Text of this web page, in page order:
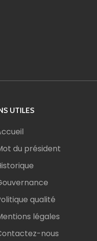
UTILES
du président
qualité
légales
nous